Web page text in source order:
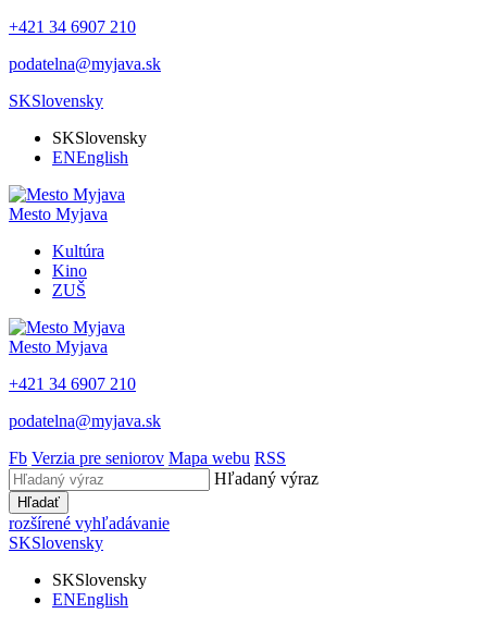
+421 34 6907 210
podatelna@myjava.sk
SKSlovensky
SKSlovensky
ENEnglish
Mesto Myjava
Kultúra
Kino
ZUŠ
Mesto Myjava
+421 34 6907 210
podatelna@myjava.sk
Fb Verzia pre seniorov Mapa webu RSS
Hľadaný výraz
Hľadať
rozšírené vyhľadávanie
SKSlovensky
SKSlovensky
ENEnglish